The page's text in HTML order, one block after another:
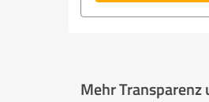
Mehr Transparenz